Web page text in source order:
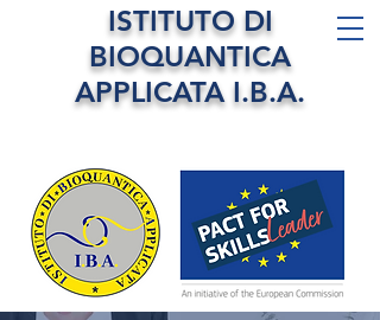
ISTITUTO DI
BIOQUANTICA
APPLICATA I.B.A.